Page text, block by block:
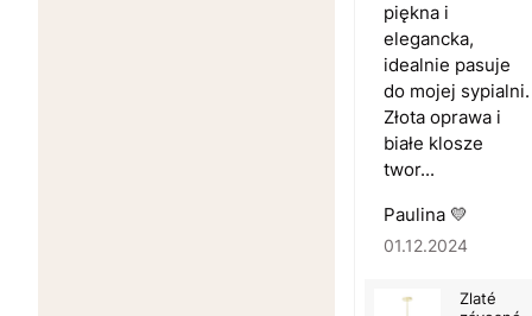
piękna i
elegancka,
idealnie pasuje
do mojej sypialni.
Złota oprawa i
białe klosze
twor...
Paulina 💛
01.12.2024
Zlaté